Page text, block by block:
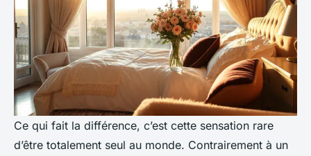
Ce qui fait la différence, c’est cette sensation rare
d’être totalement seul au monde. Contrairement à un